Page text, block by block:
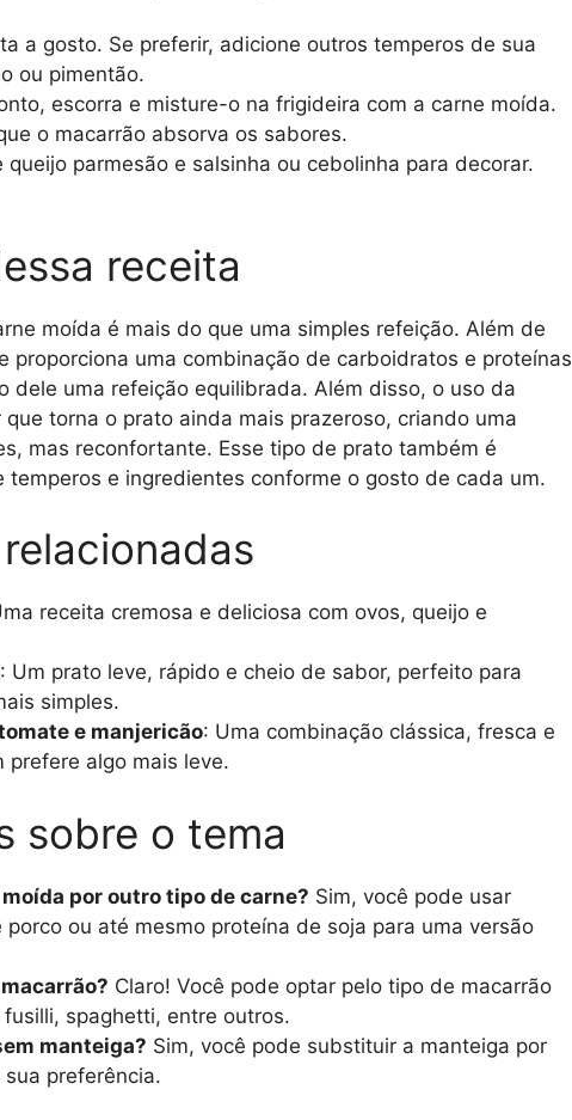
a gosto. Se preferir, adicione outros temperos de sua
ou pimentão.
escorra e misture-o na frigideira com a carne moída.
o macarrão absorva os sabores.
queijo parmesão e salsinha ou cebolinha para decorar.
receita
moída é mais do que uma simples refeição. Além de
proporciona uma combinação de carboidratos e proteínas
dele uma refeição equilibrada. Além disso, o uso da
torna o prato ainda mais prazeroso, criando uma
mas reconfortante. Esse tipo de prato também é
e ingredientes conforme o gosto de cada um.
receita cremosa e deliciosa com ovos, queijo e
: Um prato leve, rápido e cheio de sabor, perfeito para
simples.
e manjericão: Uma combinação clássica, fresca e
prefere algo mais leve.
sobre o tema
por outro tipo de carne? Sim, você pode usar
ou até mesmo proteína de soja para uma versão
Claro! Você pode optar pelo tipo de macarrão
spaghetti, entre outros.
manteiga? Sim, você pode substituir a manteiga por
preferência.